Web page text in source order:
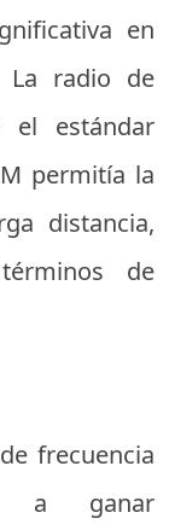
en
La radio de
el estándar
permitía la
distancia,
de
frecuencia
a ganar